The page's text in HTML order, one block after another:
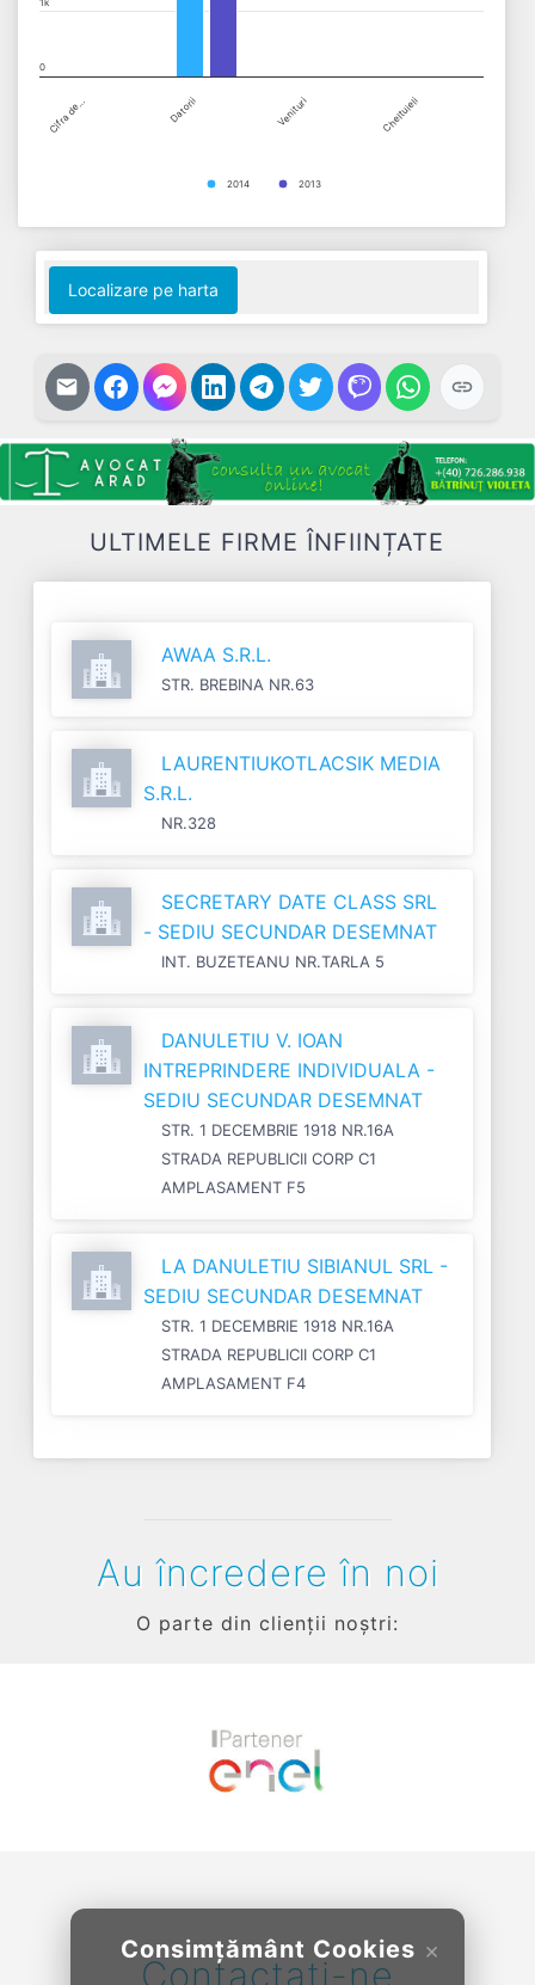
Cifra de… Datorii Venituri Cheltuieli
2014 2013
0
1k
End of interactive chart.
Localizare pe harta
ULTIMELE FIRME ÎNFIINȚATE
AWAA S.R.L.
STR. BREBINA NR.63
LAURENTIUKOTLACSIK MEDIA
S.R.L.
NR.328
SECRETARY DATE CLASS SRL
- SEDIU SECUNDAR DESEMNAT
INT. BUZETEANU NR.TARLA 5
DANULETIU V. IOAN
INTREPRINDERE INDIVIDUALA -
SEDIU SECUNDAR DESEMNAT
STR. 1 DECEMBRIE 1918 NR.16A
STRADA REPUBLICII CORP C1
AMPLASAMENT F5
LA DANULETIU SIBIANUL SRL -
SEDIU SECUNDAR DESEMNAT
STR. 1 DECEMBRIE 1918 NR.16A
STRADA REPUBLICII CORP C1
AMPLASAMENT F4
×
Consimțământ Cookies
Au încredere în noi
O parte din clienții noștri:
Contactați-ne